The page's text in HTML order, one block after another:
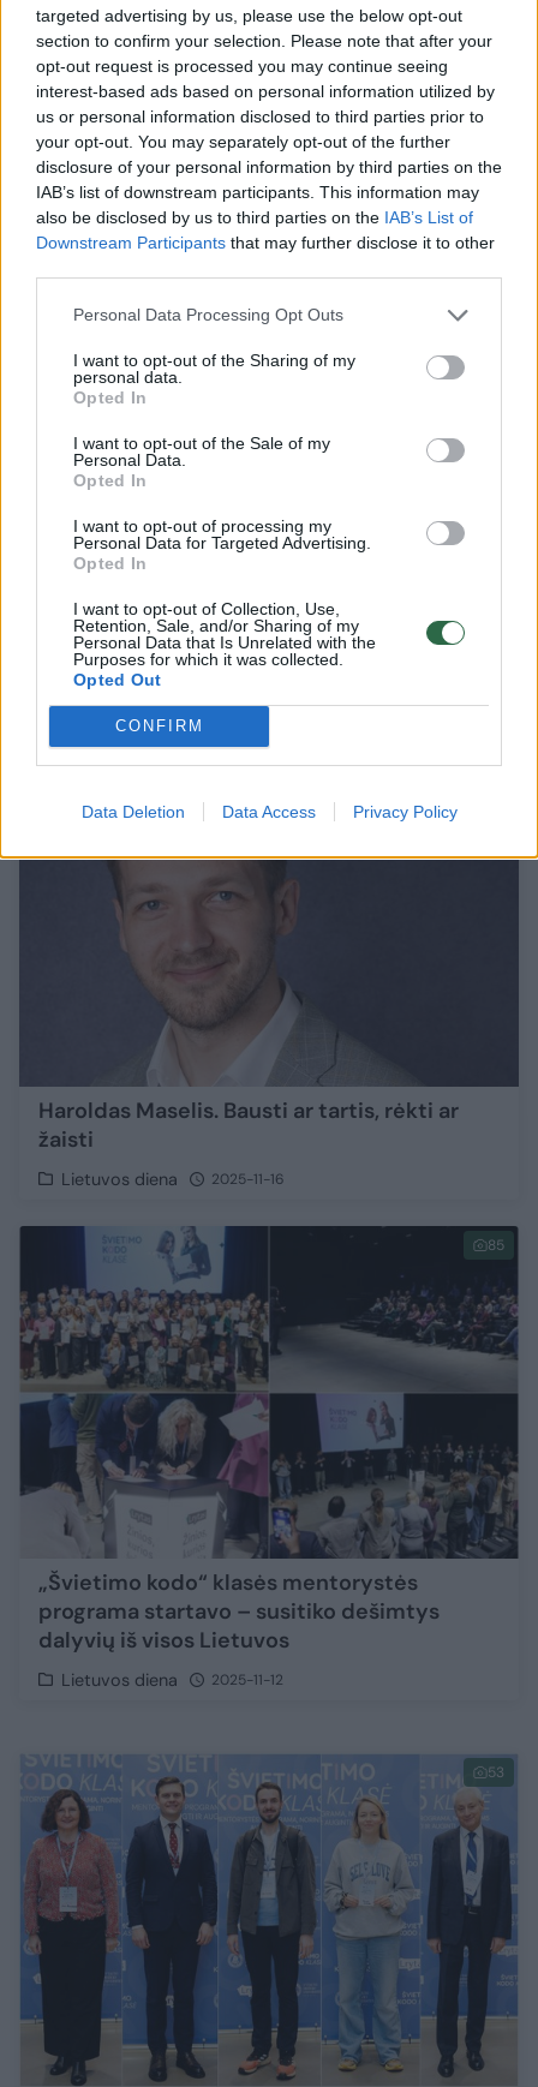
targeted advertising by us, please use the below opt-out
section to confirm your selection. Please note that after your
opt-out request is processed you may continue seeing
interest-based ads based on personal information utilized by
us or personal information disclosed to third parties prior to
your opt-out. You may separately opt-out of the further
disclosure of your personal information by third parties on the
IAB’s list of downstream participants. This information may
also be disclosed by us to third parties on the IAB’s List of
Downstream Participants that may further disclose it to other
Personal Data Processing Opt Outs
I want to opt-out of the Sharing of my
personal data.
Opted In
I want to opt-out of the Sale of my
Personal Data.
Opted In
I want to opt-out of processing my
Personal Data for Targeted Advertising.
Opted In
I want to opt-out of Collection, Use,
Retention, Sale, and/or Sharing of my
Personal Data that Is Unrelated with the
Purposes for which it was collected.
Opted Out
CONFIRM
Data Deletion Data Access Privacy Policy
„Švietimo kodo“ klasės programos
dalyviams – „Telia“ paskaita apie
skaitmeninius iššūkius mokytojams
Lietuvos diena
21
klasės programos dalyviai susitiko su Ryčiu
Laurinavičiumi
Lietuvos diena
Haroldas Maselis. Bausti ar tartis, rėkti ar
žaisti
Lietuvos diena 2025-11-16
85
„Švietimo kodo“ klasės mentorystės
programa startavo – susitiko dešimtys
dalyvių iš visos Lietuvos
Lietuvos diena 2025-11-12
53